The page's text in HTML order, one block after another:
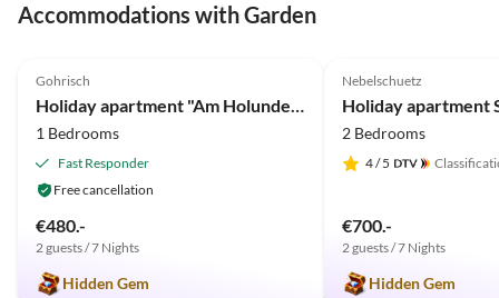
Accommodations with Garden
Gohrisch
Holiday apartment "Am Holundergrund"
1 Bedrooms
Fast Responder
Free cancellation
€480.-
2 guests / 7 Nights
Hidden Gem
Nebelschuetz
Holiday apartment
2 Bedrooms
4/ 5
€700.-
2 guests / 7 Nights
Hidden Gem